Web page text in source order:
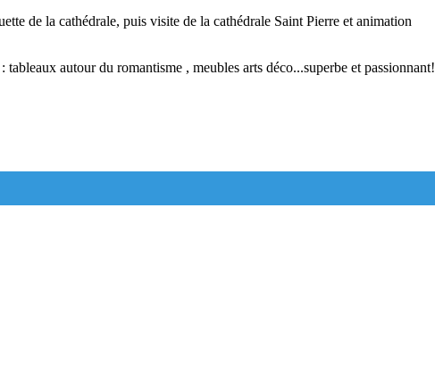
de la cathédrale, puis visite de la cathédrale Saint Pierre et animation
autour du romantisme , meubles arts déco...superbe et passionnant!